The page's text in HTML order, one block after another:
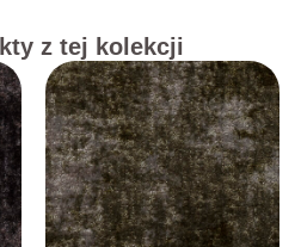
z tej kolekcji